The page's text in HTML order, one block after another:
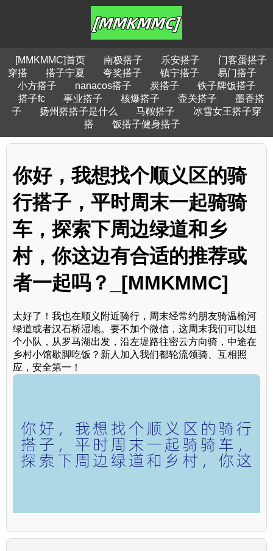
[MMKMMC]首页 南极搭子 乐安搭子
门客蛋搭子
穿搭
搭子宁夏 夸奖搭子 镇宁搭子
易门搭子
小方搭子
nanacos搭子 炭搭子
铁子牌饭搭子
搭子fc
事业搭子 核爆搭子 壶关搭子
墨香搭
子
扬州搭搭子是什么 马鞍搭子
冰雪女王搭子穿
搭
饭搭子健身搭子
你好，我想找个顺义区的骑
行搭子，平时周末一起骑骑
车，探索下周边绿道和乡
村，你这边有合适的推荐或
者一起吗？_[MMKMMC]
太好了！我也在顺义附近骑行，周末经常约朋友骑温榆河
绿道或者汉石桥湿地。要不加个微信，这周末我们可以组
个小队，从罗马湖出发，沿左堤路往密云方向骑，中途在
乡村小馆歇脚吃饭？新人加入我们都轮流领骑、互相照
应，安全第一！